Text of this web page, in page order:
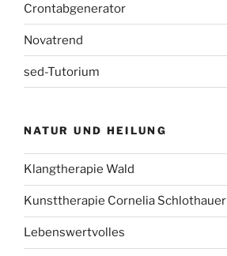
Crontabgenerator
Novatrend
sed-Tutorium
NATUR UND HEILUNG
Klangtherapie Wald
Kunsttherapie Cornelia Schlothauer
Lebenswertvolles